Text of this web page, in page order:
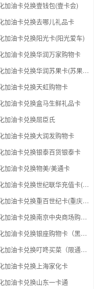
加油卡兑换壹钱包(壹卡会)
加油卡兑换去哪儿礼品卡
加油卡兑换阳光卡(阳光爱车)
加油卡兑换华润万家购物卡
中石化加油卡兑换华润苏果卡(苏果超市卡)（维护 请暂停提交）
加油卡兑换天虹购物卡
加油卡兑换盒马生鲜礼品卡
加油卡兑换屈臣氏
加油卡兑换大润发购物卡
加油卡兑换银泰百货银泰卡
加油卡兑换物美/美通卡
中石化加油卡兑换世纪联华充值卡(杭州联华)
中石化加油卡兑换重百世纪卡(重庆百货)
中石化加油卡兑换南京中央商场购物卡
中石化加油卡兑换银座购物卡（黑卡）
中石化加油卡兑换叮咚买菜（限通用礼品卡）
加油卡兑换上海家化卡
加油卡兑换山东一卡通